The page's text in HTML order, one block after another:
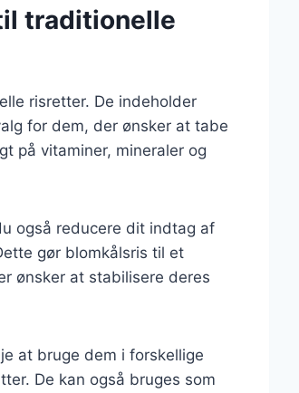
traditionelle
risretter. De indeholder
for dem, der ønsker at tabe
på vitaminer, mineraler og
også reducere dit indtag af
gør blomkålsris til et
ønsker at stabilisere deres
at bruge dem i forskellige
De kan også bruges som